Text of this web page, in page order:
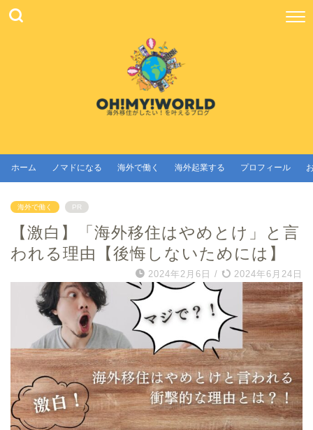
ホーム ノマドになる 海外で働く 海外起業する プロフィール
海外で働く PR
【激白】「海外移住はやめとけ」と言
われる理由【後悔しないためには】
2024年2月6日 / 2024年6月24日